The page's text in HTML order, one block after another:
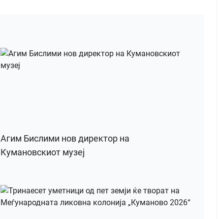
Агим Бислими нов директор на
Кумановскиот музеј